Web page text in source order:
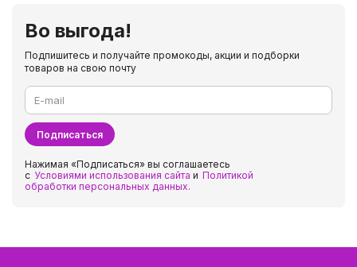
Во выгода!
Подпишитесь и получайте промокоды, акции и подборки
товаров на свою почту
E-mail
Подписаться
Нажимая «Подписаться» вы соглашаетесь
с Условиями использования сайта и Политикой
обработки персональных данных.